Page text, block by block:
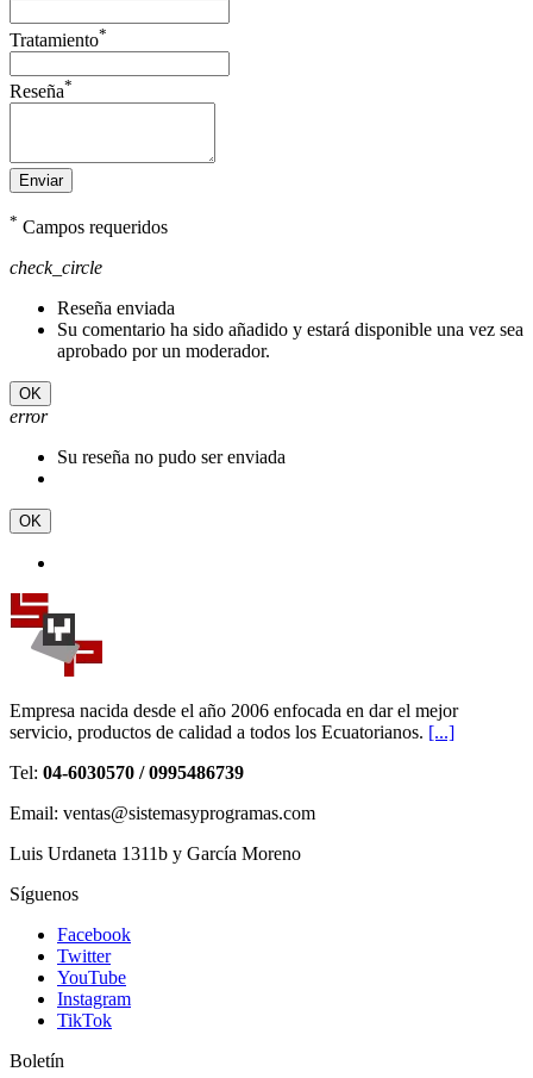
Tratamiento*
Reseña*
Enviar
* Campos requeridos
check_circle
Reseña enviada
Su comentario ha sido añadido y estará disponible una vez sea
aprobado por un moderador.
OK
error
Su reseña no pudo ser enviada
OK
Empresa nacida desde el año 2006 enfocada en dar el mejor
servicio, productos de calidad a todos los Ecuatorianos. [...]
Tel: 04-6030570 / 0995486739
Email: ventas@sistemasyprogramas.com
Luis Urdaneta 1311b y García Moreno
Síguenos
Facebook
Twitter
YouTube
Instagram
TikTok
Boletín